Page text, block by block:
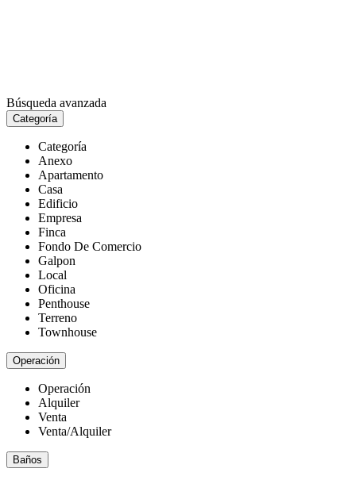
Búsqueda avanzada
Categoría
Categoría
Anexo
Apartamento
Casa
Edificio
Empresa
Finca
Fondo De Comercio
Galpon
Local
Oficina
Penthouse
Terreno
Townhouse
Operación
Operación
Alquiler
Venta
Venta/Alquiler
Baños